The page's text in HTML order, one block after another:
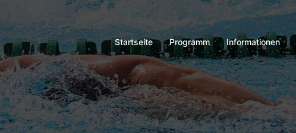
Startseite Programm Informationen